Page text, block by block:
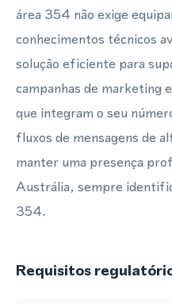
área 354 não exige
conhecimentos técnicos
solução eficiente para
campanhas de marketing
que integram o seu
fluxos de mensagens de
manter uma presença
Austrália, sempre
354.
Requisitos